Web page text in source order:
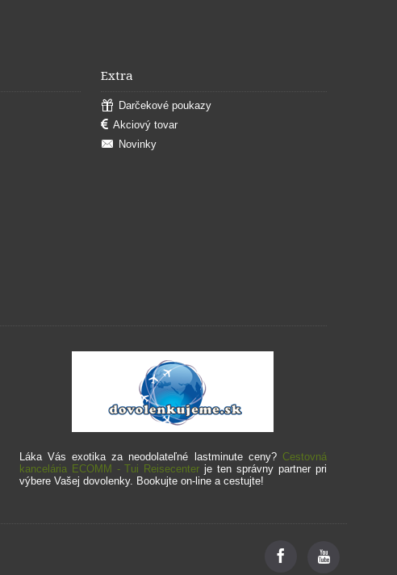
Extra
Darčekové poukazy
Akciový tovar
Novinky
Láka Vás exotika za neodolateľné lastminute ceny? Cestovná
kancelária ECOMM - Tui Reisecenter je ten správny partner pri
výbere Vašej dovolenky. Bookujte on-line a cestujte!